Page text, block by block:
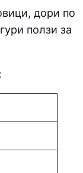
дори по
ползи за